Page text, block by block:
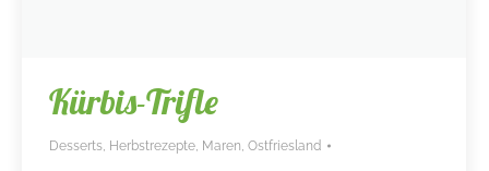
Kürbis-Trifle
Desserts Herbstrezepte Maren Ostfriesland